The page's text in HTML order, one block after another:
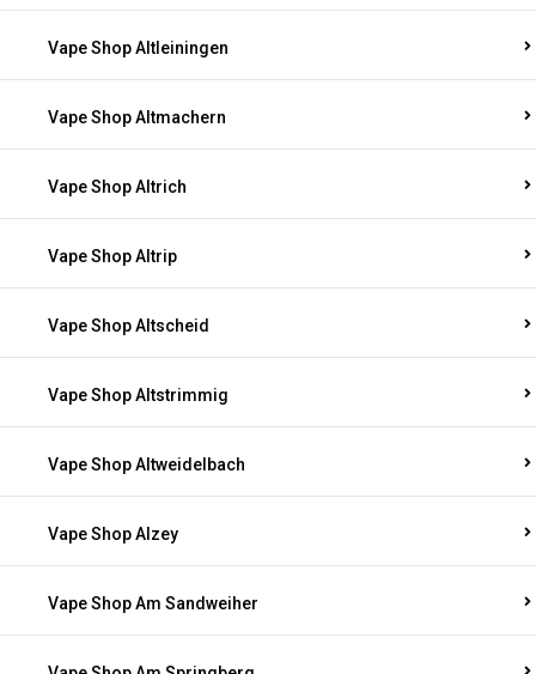
Vape Shop Altleiningen
Vape Shop Altmachern
Vape Shop Altrich
Vape Shop Altrip
Vape Shop Altscheid
Vape Shop Altstrimmig
Vape Shop Altweidelbach
Vape Shop Alzey
Vape Shop Am Sandweiher